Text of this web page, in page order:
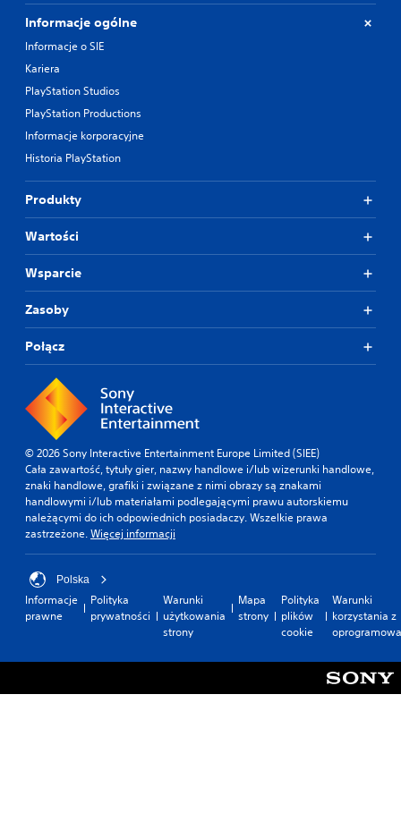
Informacje ogólne
Informacje o SIE
Kariera
PlayStation Studios
PlayStation Productions
Informacje korporacyjne
Historia PlayStation
Produkty
Wartości
Wsparcie
Zasoby
Połącz
© 2026 Sony Interactive Entertainment Europe Limited (SIEE)
Cała zawartość, tytuły gier, nazwy handlowe i/lub wizerunki handlowe,
znaki handlowe, grafiki i związane z nimi obrazy są znakami
handlowymi i/lub materiałami podlegającymi prawu autorskiemu
należącymi do ich odpowiednich posiadaczy. Wszelkie prawa
zastrzeżone.Więcej informacji
Polska
Informacje
prawne
Polityka
prywatności
Warunki
użytkowania
strony
Mapa
strony
Polityka
plików
cookie
Warunki
korzystania z